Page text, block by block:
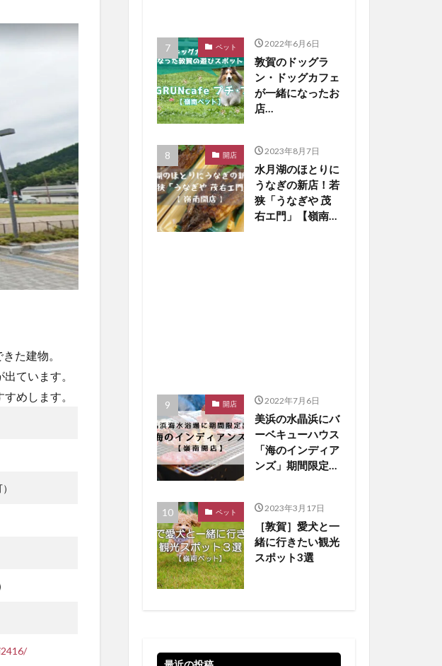
た建物。
ています。
めします。
ペット 2022年6月6日
敦賀のドッグラ
ン・ドッグカフェ
が一緒になったお
店
紹介【嶺南ペッ
ト】
開店 2023年8月7日
水月湖のほとりに
うなぎの新店！若
狭「うなぎや 茂
右エ門」【嶺南開
開店 2022年7月6日
美浜の水晶浜にバ
ーベキューハウス
「海のインディア
ンズ」期間限定オ
ペット 2023年3月17日
［敦賀］愛犬と一
緒に行きたい観光
スポット3選